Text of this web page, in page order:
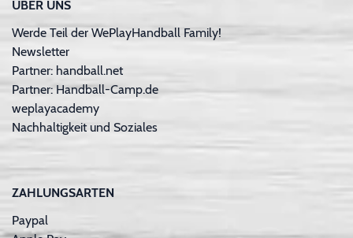
ÜBER UNS
Werde Teil der WePlayHandball Family!
Newsletter
Partner: handball.net
Partner: Handball-Camp.de
weplayacademy
Nachhaltigkeit und Soziales
ZAHLUNGSARTEN
Paypal